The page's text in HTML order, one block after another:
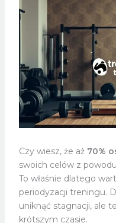
Czy wiesz, że aż 70%
swoich celów z
To właśnie dlatego
periodyzacji treningu.
uniknąć stagnacji, ale
krótszym czasie.